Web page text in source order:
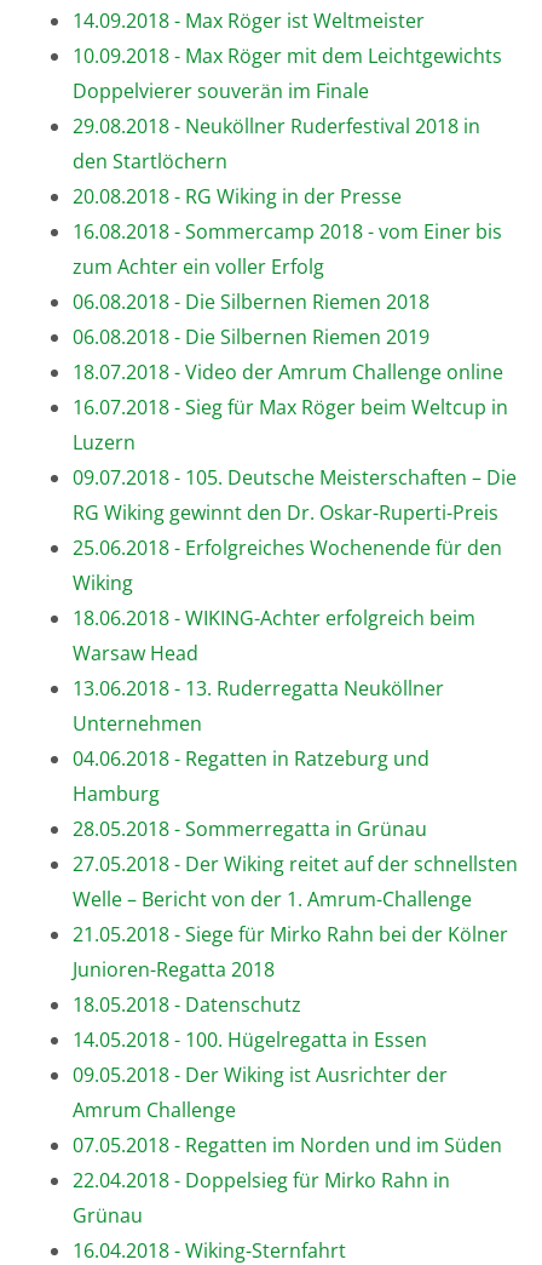
14.09.2018 - Max Röger ist Weltmeister
10.09.2018 - Max Röger mit dem Leichtgewichts
Doppelvierer souverän im Finale
29.08.2018 - Neuköllner Ruderfestival 2018 in
den Startlöchern
20.08.2018 - RG Wiking in der Presse
16.08.2018 - Sommercamp 2018 - vom Einer bis
zum Achter ein voller Erfolg
06.08.2018 - Die Silbernen Riemen 2018
06.08.2018 - Die Silbernen Riemen 2019
18.07.2018 - Video der Amrum Challenge online
16.07.2018 - Sieg für Max Röger beim Weltcup in
Luzern
09.07.2018 - 105. Deutsche Meisterschaften – Die
RG Wiking gewinnt den Dr. Oskar-Ruperti-Preis
25.06.2018 - Erfolgreiches Wochenende für den
Wiking
18.06.2018 - WIKING-Achter erfolgreich beim
Warsaw Head
13.06.2018 - 13. Ruderregatta Neuköllner
Unternehmen
04.06.2018 - Regatten in Ratzeburg und
Hamburg
28.05.2018 - Sommerregatta in Grünau
27.05.2018 - Der Wiking reitet auf der schnellsten
Welle – Bericht von der 1. Amrum-Challenge
21.05.2018 - Siege für Mirko Rahn bei der Kölner
Junioren-Regatta 2018
18.05.2018 - Datenschutz
14.05.2018 - 100. Hügelregatta in Essen
09.05.2018 - Der Wiking ist Ausrichter der
Amrum Challenge
07.05.2018 - Regatten im Norden und im Süden
22.04.2018 - Doppelsieg für Mirko Rahn in
Grünau
16.04.2018 - Wiking-Sternfahrt